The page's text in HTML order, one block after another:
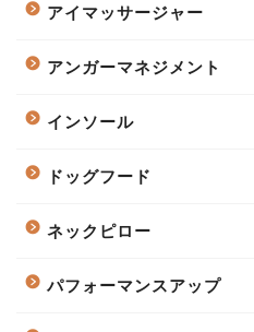
アイマッサージャー
アンガーマネジメント
インソール
ドッグフード
ネックピロー
パフォーマンスアップ